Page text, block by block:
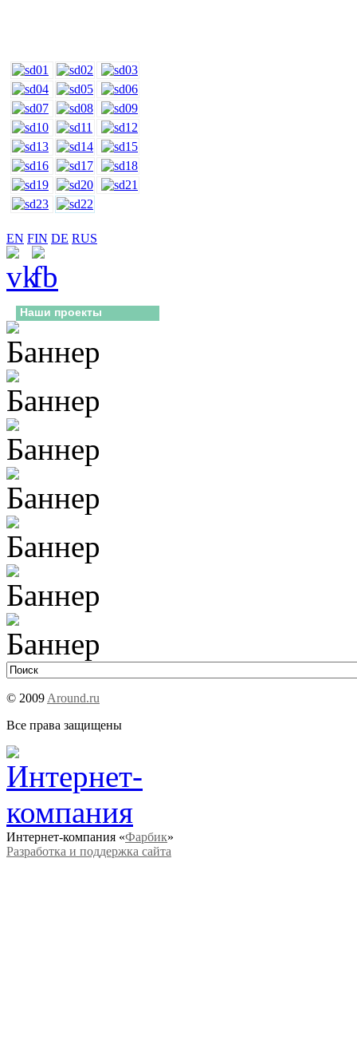
EN FIN DE RUS
Наши проекты
© 2009 Around.ru
Все права защищены
Интернет-компания «Фарбик»
Разработка и поддержка сайта